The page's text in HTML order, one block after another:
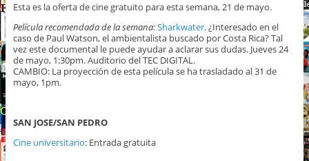
Esta es la oferta de cine gratuito para esta semana, 21 de mayo.
Película recomendada de la semana:Sharkwater. ¿Interesado en el
caso de Paul Watson, el ambientalista buscado por Costa Rica? Tal
vez este documental le puede ayudar a aclarar sus dudas. Jueves 24
de mayo, 1:30pm.Auditorio del TEC DIGITAL.
CAMBIO: La proyección de esta película se ha trasladado al 31 de
mayo, 1pm.
SAN JOSE/SAN PEDRO
Cine universitario: Entrada gratuita